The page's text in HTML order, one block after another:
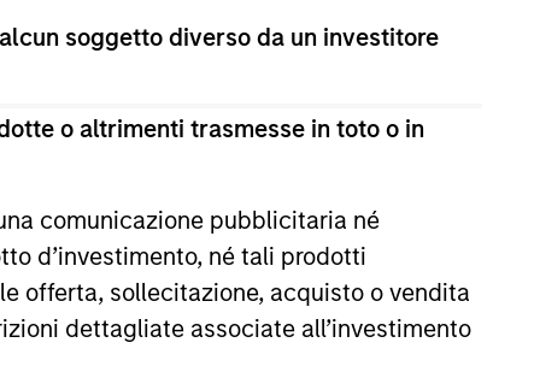
soggetto diverso da un investitore
o altrimenti trasmesse in toto o in
comunicazione pubblicitaria né
d’investimento, né tali prodotti
offerta, sollecitazione, acquisto o vendita
dettagliate associate all’investimento
a capitale variabile di diritto lussemburghese.
della Legge del 17 dicembre 2010 e successive
versione del Prospetto Informativo, del documento
relazione annuale e della relazione semestrale
sito web sopra indicato.
Form), mentre la sezione “Informazioni
gli investitori di Hong Kong. Copie gratuite in
statuto e delle relazioni annuali e semestrali e
Services S.A., 11, rue du Général-Dufour, 1204